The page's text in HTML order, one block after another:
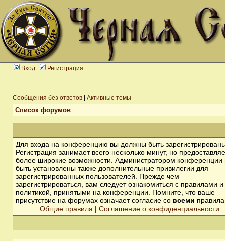
Вход Регистрация
Сообщения без ответов Активные темы
Список форумов
Для входа на конференцию вы должны быть
Регистрация занимает всего несколько минут, но
более широкие возможности. Администратором конференции
быть установлены также дополнительные привилегии для
зарегистрированных пользователей. Прежде чем
зарегистрироваться, вам следует ознакомиться с правилами и
политикой, принятыми на конференции. Помните, что ваше
присутствие на форумах означает согласие со всеми
Общие правила | Соглашение о конфиденциальности